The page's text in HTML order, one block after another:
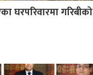
घरपरिवारमा गरिबीको